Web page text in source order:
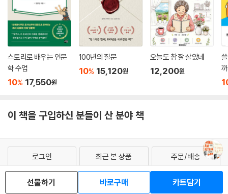
스토리로 배우는 인문
학 수업
10% 17,550원
100년의 질문
10% 15,120원
오늘도 참 잘 살았네
12,200원
이 책을 구입하신 분들이 산 분야 책
선물하기 바로구매 카트담기
로그인 최근 본 상품 주문/배송
고객센터 1544-3800 티켓 1544-6399
중고샵 1566-4295